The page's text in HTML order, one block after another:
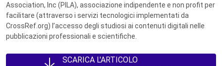
Association, Inc (PILA), associazione indipendente e non profit per
facilitare (attraverso i servizi tecnologici implementati da
CrossRef.org) l’accesso degli studiosi ai contenuti digitali nelle
pubblicazioni professionali e scientifiche.
SCARICA L'ARTICOLO